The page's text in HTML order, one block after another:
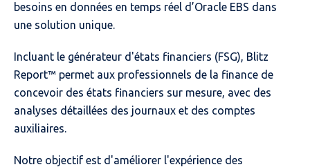
besoins en données en temps réel d’Oracle EBS dans
une solution unique.
Incluant le générateur d'états financiers (FSG), Blitz
Report™ permet aux professionnels de la finance de
concevoir des états financiers sur mesure, avec des
analyses détaillées des journaux et des comptes
auxiliaires.
Notre objectif est d'améliorer l'expérience des